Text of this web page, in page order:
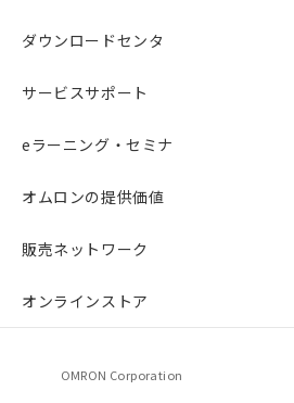
ダウンロードセンタ
サービスサポート
eラーニング・セミナ
オムロンの提供価値
販売ネットワーク
オンラインストア
OMRON Corporation